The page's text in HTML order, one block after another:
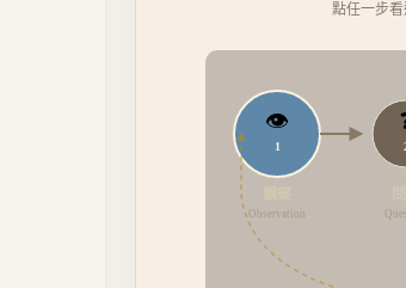
點任一步
👁
1
Observation